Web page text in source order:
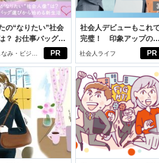
PR
の“なりたい”社会
？ お仕事バッグ選
始める新生活
み・ビジネ
テム
PR
社会人デビューもこれ
完璧！ 印象アップのセ
ルフプロデュース術
社会人ライフ